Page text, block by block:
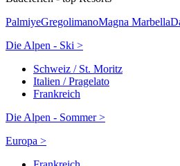
PalmiyeGregolimanoMagna Marbella
Die Alpen - Ski >
Schweiz / St. Moritz
Italien / Pragelato
Frankreich
Die Alpen - Sommer >
Europa >